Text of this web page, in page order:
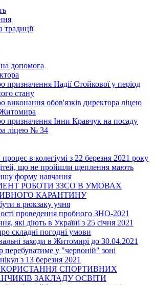
традиції
допомога
призначення Надії Стойкової у період
стану
виконання обов'язків директора ліцею
призначення Інни Кравчук на посаду
ліцею № 34
процес в колегіумі з 22 березня 2021 року
що не пройшли щеплення мають
форму навчання
РОБОТИ ЗЗСО В УМОВАХ
КАРАНТИНУ
в рюкзаку учня
проведення пробного ЗНО-2021
які діють в Україні з 25 січня 2021
складні погодні умови
заходи в Житомирі до 30.04.2021
у "червоній" зоні
з 13 березня 2021
СПОРТИВНИХ
ЗАКЛАДУ ОСВІТИ